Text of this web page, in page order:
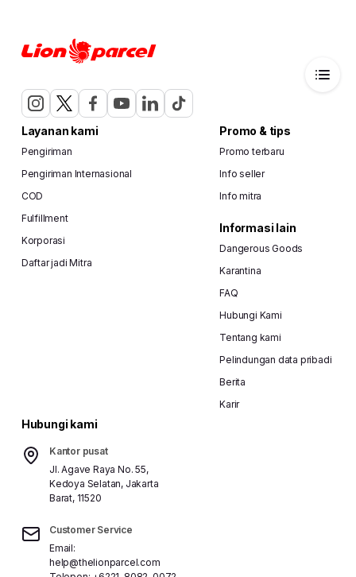
Layanan kami
Pengiriman
Pengiriman Internasional
COD
Fulfillment
Korporasi
Daftar jadi Mitra
Promo & tips
Promo terbaru
Info seller
Info mitra
Informasi lain
Dangerous Goods
Karantina
FAQ
Hubungi Kami
Tentang kami
Pelindungan data pribadi
Berita
Karir
Hubungi kami
Kantor pusat
Jl. Agave Raya No. 55,
Kedoya Selatan, Jakarta
Barat, 11520
Customer Service
Email:
help@thelionparcel.com